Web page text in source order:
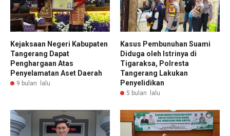
Kejaksaan Negeri Kabupaten
Tangerang Dapat
Penghargaan Atas
Penyelamatan Aset Daerah
9 bulan lalu
Kasus Pembunuhan Suami
Diduga oleh Istrinya di
Tigaraksa, Polresta
Tangerang Lakukan
Penyelidikan
5 bulan lalu